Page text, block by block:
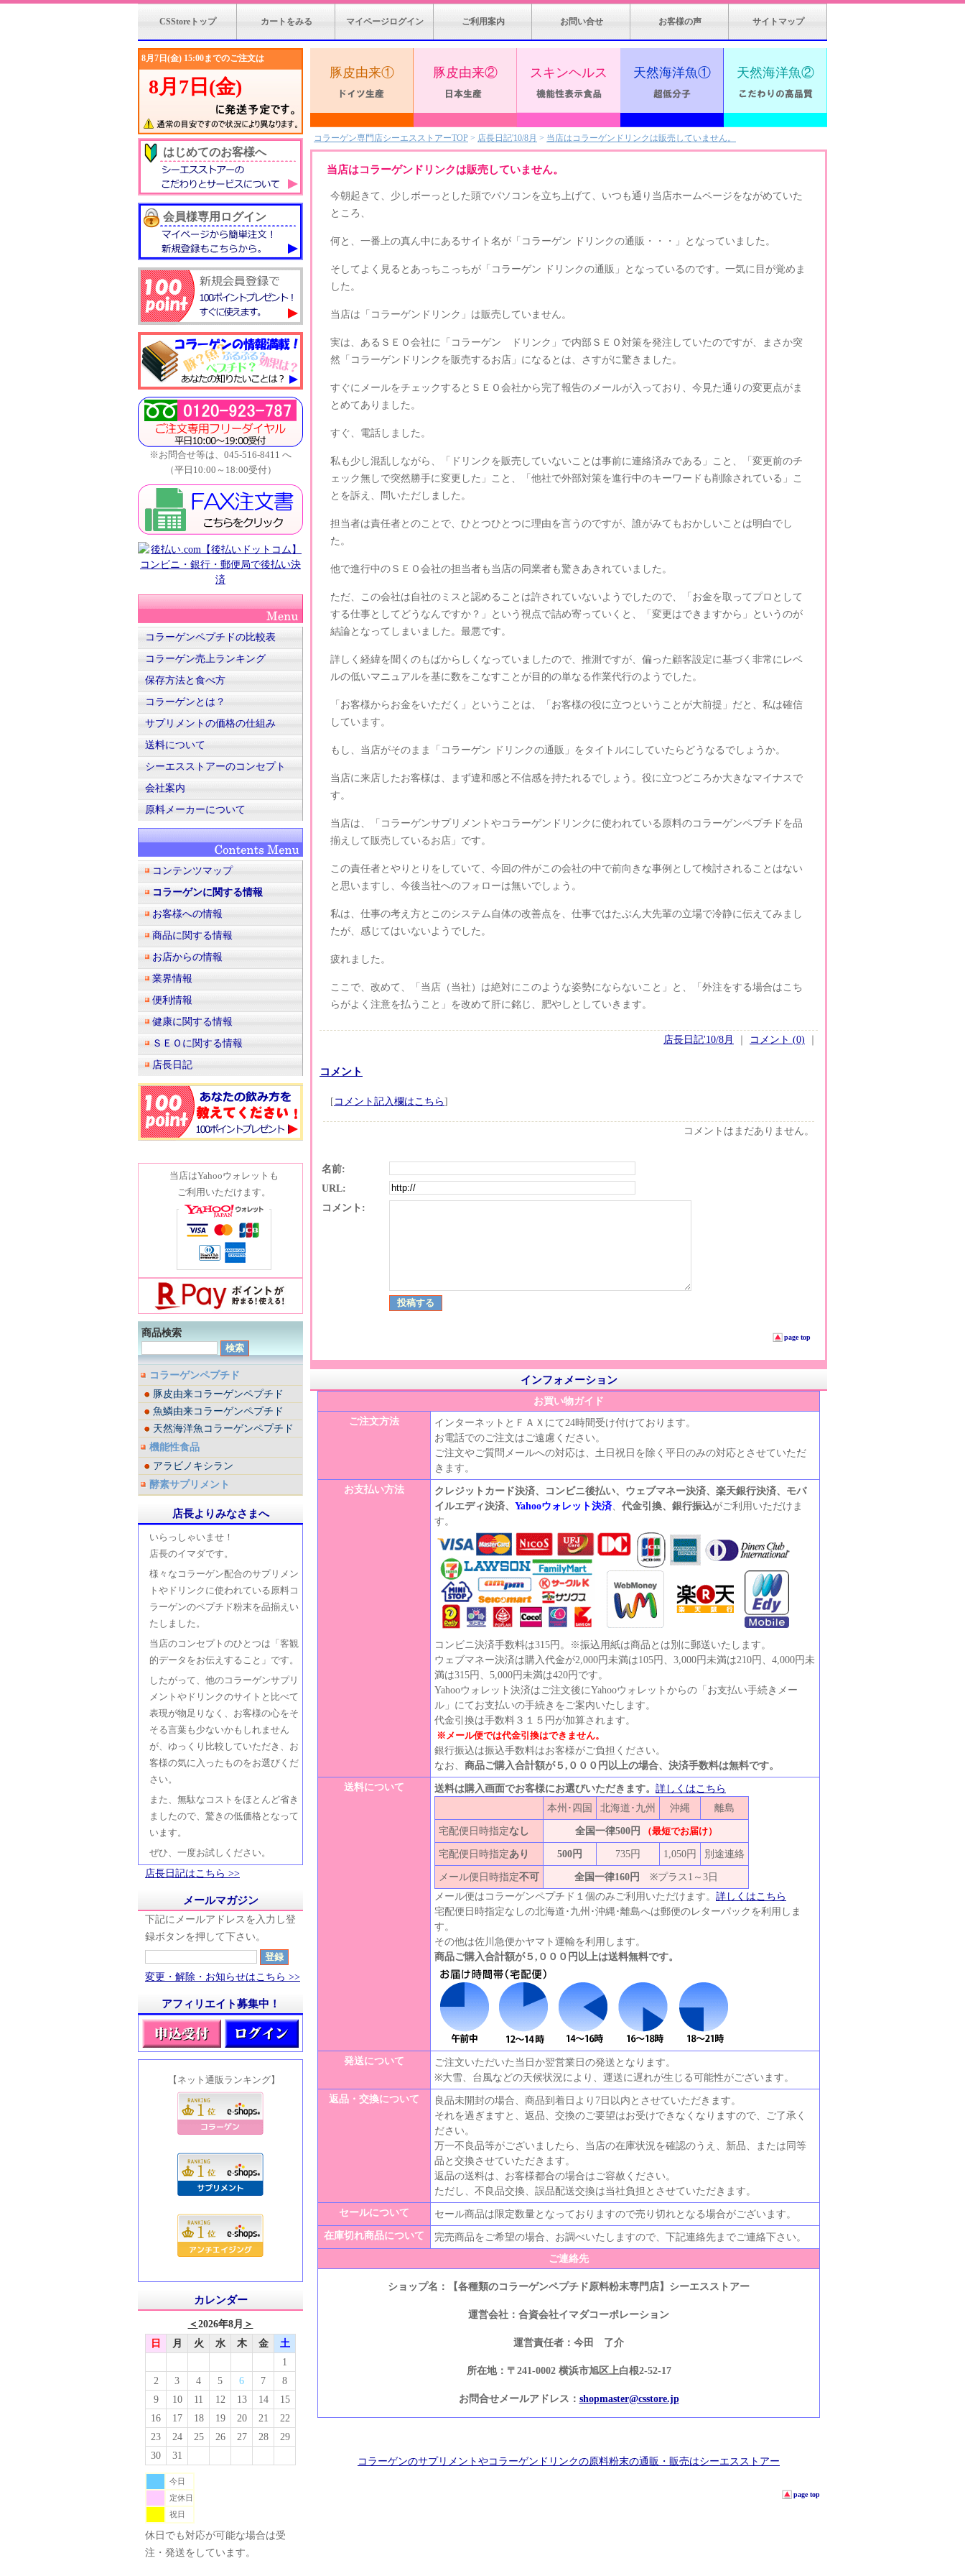
CSStoreトップ カートをみる マイページログイン ご利用案内 お問い合せ お客様の声 サイトマップ
はじめてのお客様へ
会員様専用ログイン
※お問合せ等は、045-516-8411 へ
（平日10:00～18:00受付）
コラーゲンペプチドの比較表
コラーゲン売上ランキング
保存方法と食べ方
コラーゲンとは？
サプリメントの価格の仕組み
送料について
シーエスストアーのコンセプト
会社案内
原料メーカーについて
コンテンツマップ
コラーゲンに関する情報
お客様への情報
商品に関する情報
お店からの情報
業界情報
便利情報
健康に関する情報
ＳＥＯに関する情報
店長日記
当店はYahooウォレットも
ご利用いただけます。
商品検索
コラーゲンペプチド
豚皮由来コラーゲンペプチド
魚鱗由来コラーゲンペプチド
天然海洋魚コラーゲンペプチド
機能性食品
アラビノキシラン
酵素サプリメント
店長よりみなさまへ
いらっしゃいませ！
店長のイマダです。
様々なコラーゲン配合のサプリメン
トやドリンクに使われている原料コ
ラーゲンのペプチド粉末を品揃えい
たしました。
当店のコンセプトのひとつは「客観
的データをお伝えすること」です。
したがって、他のコラーゲンサプリ
メントやドリンクのサイトと比べて
表現が物足りなく、お客様の心をそ
そる言葉も少ないかもしれません
が、ゆっくり比較していただき、お
客様の気に入ったものをお選びくだ
さい。
また、無駄なコストをほとんど省き
ましたので、驚きの低価格となって
います。
ぜひ、一度お試しください。
店長日記はこちら >>
メールマガジン
下記にメールアドレスを入力し登
録ボタンを押して下さい。
変更・解除・お知らせはこちら >>
アフィリエイト募集中！
【ネット通販ランキング】
カレンダー
＜ 2026年8月 ＞
日
月 火 水 木 金
土
1
2
3 4 5 6 7
8
9
10 11 12 13 14
15
16
17 18 19 20 21
22
23
24 25 26 27 28
29
30
31
今日
定休日
祝日
休日でも対応が可能な場合は受
注・発送をしています。
豚皮由来① 豚皮由来② スキンヘルス 天然海洋魚① 天然海洋魚②
コラーゲン専門店シーエスストアーTOP > 店長日記'10/8月 > 当店はコラーゲンドリンクは販売していません。
当店はコラーゲンドリンクは販売していません。
今朝起きて、少しボーっとした頭でパソコンを立ち上げて、いつも通り当店ホームページをながめていた
ところ、
何と、一番上の真ん中にあるサイト名が「コラーゲン ドリンクの通販・・・」となっていました。
そしてよく見るとあっちこっちが「コラーゲン ドリンクの通販」となっているのです。一気に目が覚めま
した。
当店は「コラーゲンドリンク」は販売していません。
実は、あるＳＥＯ会社に「コラーゲン ドリンク」で内部ＳＥＯ対策を発注していたのですが、まさか突
然「コラーゲンドリンクを販売するお店」になるとは、さすがに驚きました。
すぐにメールをチェックするとＳＥＯ会社から完了報告のメールが入っており、今見た通りの変更点がま
とめてありました。
すぐ、電話しました。
私も少し混乱しながら、「ドリンクを販売していないことは事前に連絡済みである」こと、「変更前のチ
ェック無しで突然勝手に変更した」こと、「他社で外部対策を進行中のキーワードも削除されている」こ
とを訴え、問いただしました。
担当者は責任者とのことで、ひとつひとつに理由を言うのですが、誰がみてもおかしいことは明白でし
た。
他で進行中のＳＥＯ会社の担当者も当店の同業者も驚きあきれていました。
ただ、この会社は自社のミスと認めることは許されていないようでしたので、「お金を取ってプロとして
する仕事としてどうなんですか？」という視点で詰め寄っていくと、「変更はできますから」というのが
結論となってしまいました。最悪です。
詳しく経緯を聞くのもばからしくなっていましたので、推測ですが、偏った顧客設定に基づく非常にレベ
ルの低いマニュアルを基に数をこなすことが目的の単なる作業代行のようでした。
「お客様からお金をいただく」ということは、「お客様の役に立つということが大前提」だと、私は確信
しています。
もし、当店がそのまま「コラーゲン ドリンクの通販」をタイトルにしていたらどうなるでしょうか。
当店に来店したお客様は、まず違和感と不信感を持たれるでしょう。役に立つどころか大きなマイナスで
す。
当店は、「コラーゲンサプリメントやコラーゲンドリンクに使われている原料のコラーゲンペプチドを品
揃えして販売しているお店」です。
この責任者とやりとりをしていて、今回の件がこの会社の中で前向きな事例として検討されることはない
と思いますし、今後当社へのフォローは無いでしょう。
私は、仕事の考え方とこのシステム自体の改善点を、仕事ではたぶん大先輩の立場で冷静に伝えてみまし
たが、感じてはいないようでした。
疲れました。
ここで、改めて、「当店（当社）は絶対にこのような姿勢にならないこと」と、「外注をする場合はこち
らがよく注意を払うこと」を改めて肝に銘じ、肥やしとしていきます。
店長日記'10/8月 コメント (0)
コメント
[ コメント記入欄はこちら]
コメントはまだありません。
名前:
URL:
コメント:
page top
インフォメーション
お買い物ガイド
ご注文方法
インターネットとＦＡＸにて24時間受け付けております。
お電話でのご注文はご遠慮ください。
ご注文やご質問メールへの対応は、土日祝日を除く平日のみの対応とさせていただ
きます。
お支払い方法
クレジットカード決済、コンビニ後払い、ウェブマネー決済、楽天銀行決済、モバ
イルエディ決済、 Yahooウォレット決済、 代金引換、銀行振込がご利用いただけま
す。
コンビニ決済手数料は315円。※振込用紙は商品とは別に郵送いたします。
ウェブマネー決済は購入代金が2,000円未満は105円、3,000円未満は210円、4,000円未
満は315円、5,000円未満は420円です。
Yahooウォレット決済はご注文後にYahooウォレットからの「お支払い手続きメー
ル」にてお支払いの手続きをご案内いたします。
代金引換は手数料３１５円が加算されます。
※メール便では代金引換はできません。
銀行振込は振込手数料はお客様がご負担ください。
なお、 商品ご購入合計額が５,０００円以上の場合、決済手数料は無料です。
送料について
送料は購入画面でお客様にお選びいただきます。 詳しくはこちら
本州･四国
北海道･九州 沖縄 離島
宅配便日時指定なし 全国一律500円 （最短でお届け）
宅配便日時指定あり 500円 735円 1,050円 別途連絡
メール便日時指定不可 全国一律160円 ※プラス1～3日
メール便はコラーゲンペプチド１個のみご利用いただけます。 詳しくはこちら
宅配便日時指定なしの北海道･九州･沖縄･離島へは郵便のレターパックを利用しま
す。
その他は佐川急便かヤマト運輸を利用します。
商品ご購入合計額が５,０００円以上は送料無料です。
発送について
ご注文いただいた当日か翌営業日の発送となります。
※大雪、台風などの天候状況により、運送に遅れが生じる可能性がございます。
返品・交換について
良品未開封の場合、商品到着日より7日以内とさせていただきます。
それを過ぎますと、返品、交換のご要望はお受けできなくなりますので、ご了承く
ださい。
万一不良品等がございましたら、当店の在庫状況を確認のうえ、新品、または同等
品と交換させていただきます。
返品の送料は、お客様都合の場合はご容赦ください。
ただし、不良品交換、誤品配送交換は当社負担とさせていただきます。
セールについて
セール商品は限定数量となっておりますので売り切れとなる場合がございます。
在庫切れ商品について
完売商品をご希望の場合、お調べいたしますので、下記連絡先までご連絡下さい。
ご連絡先
ショップ名：【各種類のコラーゲンペプチド原料粉末専門店】シーエスストアー
運営会社：合資会社イマダコーポレーション
運営責任者：今田 了介
所在地：〒241-0002 横浜市旭区上白根2-52-17
お問合せメールアドレス： shopmaster@csstore.jp
コラーゲンのサプリメントやコラーゲンドリンクの原料粉末の通販・販売はシーエスストアー
page top